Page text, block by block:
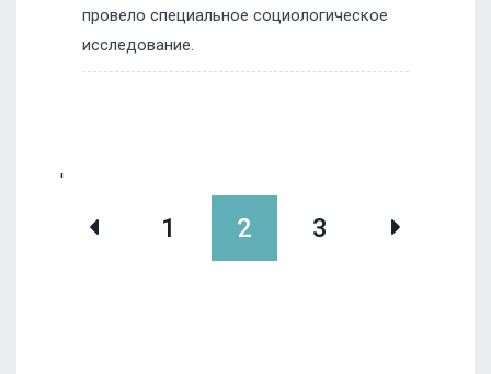
провело специальное социологическое
исследование.
'
1 2 3